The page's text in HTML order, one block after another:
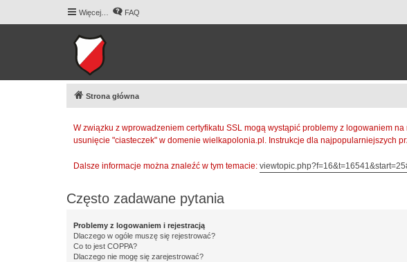
Więcej… FAQ
Strona główna
W związku z wprowadzeniem certyfikatu SSL mogą wystąpić problemy z logowaniem
usunięcie "ciasteczek" w domenie wielkapolonia.pl. Instrukcje dla najpopularniejszych
Dalsze informacje można znaleźć w tym temacie:
Często zadawane pytania
Problemy z logowaniem i rejestracją
Dlaczego w ogóle muszę się rejestrować?
Co to jest COPPA?
Dlaczego nie mogę się zarejestrować?